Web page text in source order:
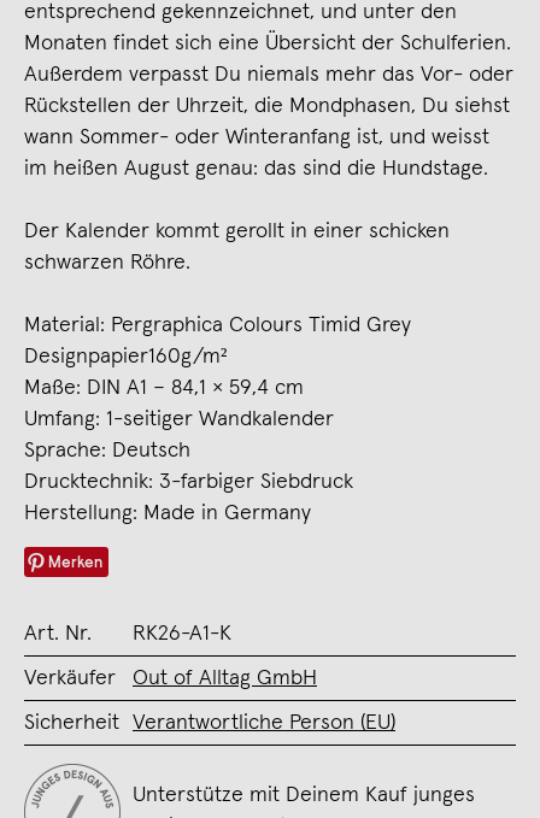
entsprechend gekennzeichnet, und unter den
Monaten findet sich eine Übersicht der Schulferien.
Außerdem verpasst Du niemals mehr das Vor- oder
Rückstellen der Uhrzeit, die Mondphasen, Du siehst
wann Sommer- oder Winteranfang ist, und weisst
im heißen August genau: das sind die Hundstage.
Der Kalender kommt gerollt in einer schicken
schwarzen Röhre.
Material: Pergraphica Colours Timid Grey
Designpapier160g/m²
Maße: DIN A1 – 84,1 × 59,4 cm
Umfang: 1-seitiger Wandkalender
Sprache: Deutsch
Drucktechnik: 3-farbiger Siebdruck
Herstellung: Made in Germany
Merken
Art. Nr. RK26-A1-K
Verkäufer Out of Alltag GmbH
Sicherheit Verantwortliche Person (EU)
Unterstütze mit Deinem Kauf junges